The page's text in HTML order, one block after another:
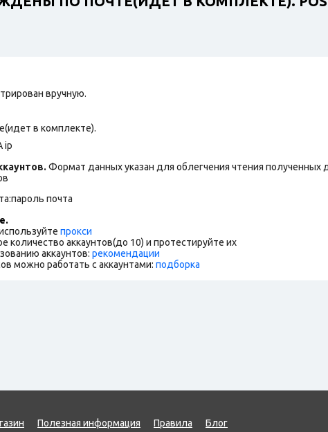
вручную.
в комплекте).
ip
Формат данных указан для облегчения чтения полученных
почта
прокси
количество аккаунтов(до 10) и протестируйте их
аккаунтов: рекомендации
можно работать с аккаунтами: подборка
Полезная информация Правила Блог